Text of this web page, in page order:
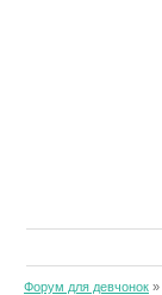
Форум для девчонок »